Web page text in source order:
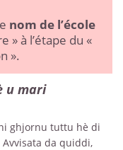
nom de l’école
» à l’étape du «
».
u mari
ghjornu tuttu hè di
da quiddi,